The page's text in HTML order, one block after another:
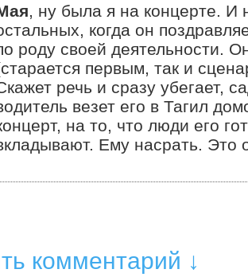
, ну была я на концерте. И
когда он
роду своей деятельности.
первым, так и
речь и сразу убегает,
везет его в Тагил
на то, что люди его
Ему насрать. Это
комментарий ↓